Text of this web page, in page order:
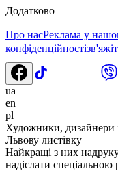
Додатково
Про насРеклама у
конфіденційності
ua
en
pl
Художники, дизайнери
Львову листівку
Найкращі з них
надіслати